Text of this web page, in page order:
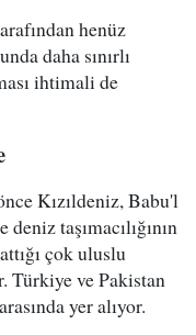
henüz
daha sınırlı
ihtimali de
Kızıldeniz, Babu'l
taşımacılığının
çok uluslu
Türkiye ve Pakistan
yer alıyor.